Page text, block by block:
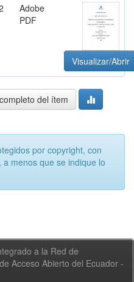
Adobe
PDF
Visualizar/Abrir
del ítem
por copyright, con
menos que se indique lo
a la Red de
Acceso Abierto del Ecuador -